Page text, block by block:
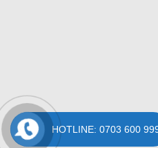
HOTLINE: 0703 600